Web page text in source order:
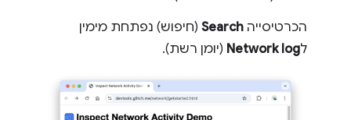
הכרטיסייה Search (חיפוש) נפתחת מימין
לNetwork log (יומן רשת).